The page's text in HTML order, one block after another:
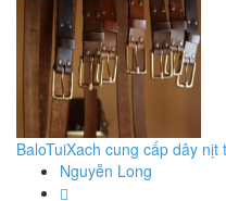
BaloTuiXach cung cấp dây nịt
Nguyễn Long